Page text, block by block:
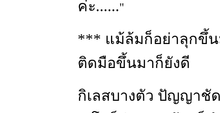
ค่ะ......"
*** แม้ล้มก็อย่าลุกขึ้น
ติดมือขึ้นมาก็ยังดี
กิเลสบางตัว ปัญญาชั